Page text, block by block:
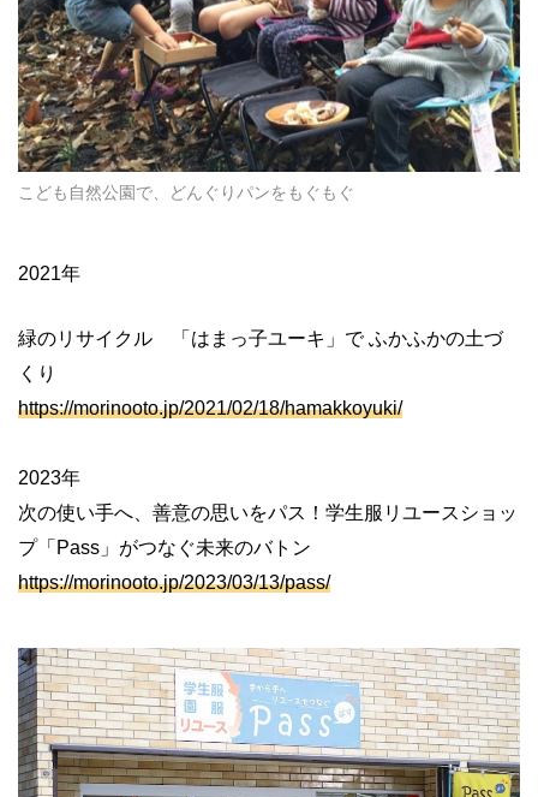
こども自然公園で、どんぐりパンをもぐもぐ
2021年
緑のリサイクル 「はまっ子ユーキ」で ふかふかの土づ
くり
https://morinooto.jp/2021/02/18/hamakkoyuki/
2023年
次の使い手へ、善意の思いをパス！学生服リユースショッ
プ「Pass」がつなぐ未来のバトン
https://morinooto.jp/2023/03/13/pass/